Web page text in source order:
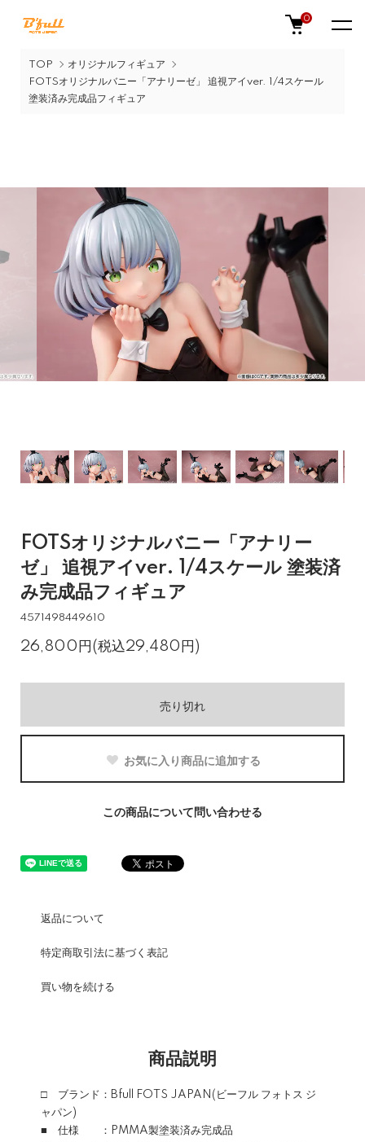
0
TOP
オリジナルフィギュア
FOTSオリジナルバニー「アナリーゼ」 追視アイver. 1/4スケール
塗装済み完成品フィギュア
FOTSオリジナルバニー「アナリー
ゼ」 追視アイver. 1/4スケール 塗装済
み完成品フィギュア
4571498449610
26,800円(税込29,480円)
売り切れ
お気に入り商品に追加する
この商品について問い合わせる
返品について
特定商取引法に基づく表記
買い物を続ける
商品説明
□ ブランド：Bfull FOTS JAPAN(ビーフル フォトス ジ
ャパン)
■ 仕様 ：PMMA製塗装済み完成品